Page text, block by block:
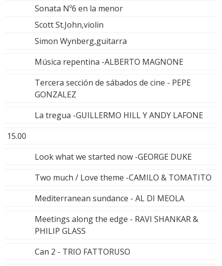
Sonata Nº6 en la menor
Scott St.John,violin
Simon Wynberg,guitarra
Música repentina -ALBERTO MAGNONE
Tercera sección de sábados de cine - PEPE
GONZALEZ
La tregua -GUILLERMO HILL Y ANDY LAFONE
15.00
Look what we started now -GEORGE DUKE
Two much / Love theme -CAMILO & TOMATITO
Mediterranean sundance - AL DI MEOLA
Meetings along the edge - RAVI SHANKAR &
PHILIP GLASS
Can 2 - TRIO FATTORUSO